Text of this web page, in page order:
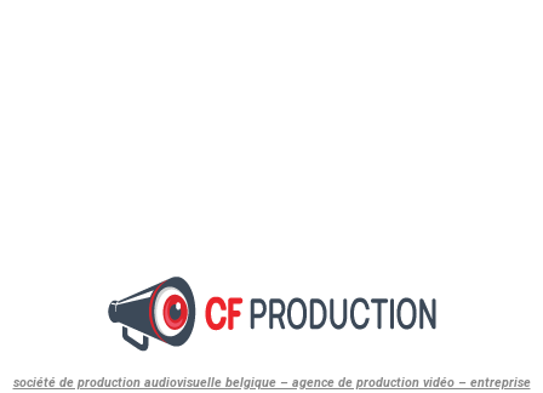
société de production audiovisuelle belgique – agence de production vidéo – entreprise